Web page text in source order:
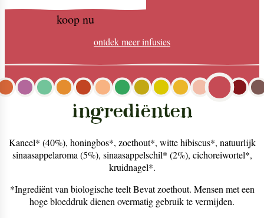
koop nu
ontdek meerinfusies
ingrediënten
Kaneel* (40%), honingbos*, zoethout*, witte hibiscus*, natuurlijk
sinaasappelaroma (5%), sinaasappelschil* (2%), cichoreiwortel*,
kruidnagel*.
*Ingrediënt van biologische teelt Bevat zoethout. Mensen met een
hoge bloeddruk dienen overmatig gebruik te vermijden.